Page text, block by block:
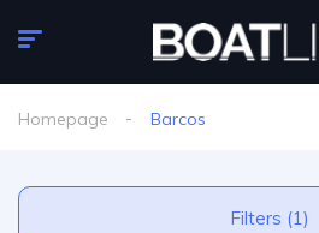
Homepage Barcos
Filters (1)